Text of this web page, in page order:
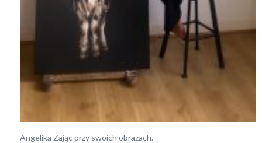
Angelika Zając przy swoich obrazach.